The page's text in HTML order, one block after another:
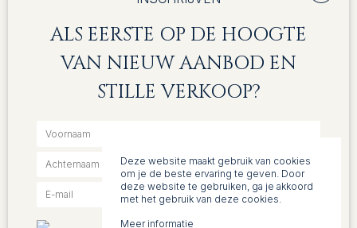
Dorpsstraat 1, 5261 CJ Vught
(073) 657 34 44
contact@denhollander.com
Te huur
Monumenten
DIENSTEN
Aankoop
Monumenten
Waardebepaling
Visie en aanpak
Team
ALS EERSTE OP DE HOOGTE
VAN NIEUW AANBOD EN
STILLE VERKOOP?
reCAPTCHA
Deze website maakt gebruik van cookies
om je de beste ervaring te geven. Door
deze website te gebruiken, ga je akkoord
met het gebruik van deze cookies.
Meer informatie